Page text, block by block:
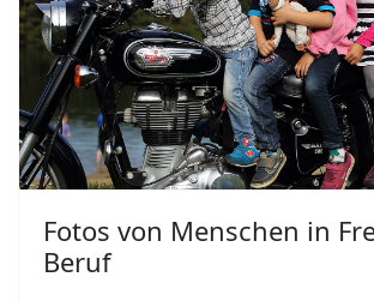
Fotos von Menschen in
Beruf